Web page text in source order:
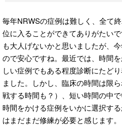
毎年NRWSの症例は難しく、全て
位に入ることができてありがたい
も大人げないかと思いましたが、
ので安心ですね。最近では、時間
しい症例でもある程度診断にたど
ました。しかし、臨床の時間は限
戦する時間も？）、短い時間の中
時間をかける症例をいかに選択す
はまだまだ修練が必要と感じます。